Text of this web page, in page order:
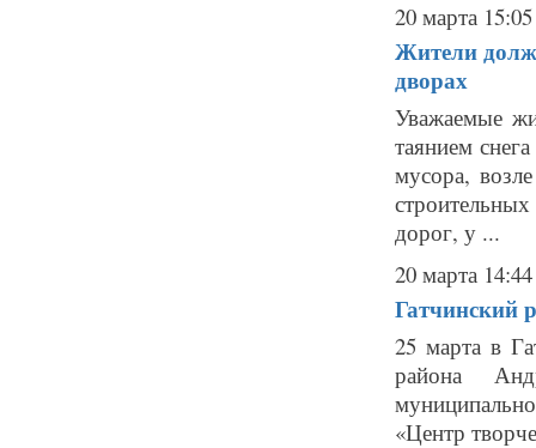
20 марта 15:05
Жители
дворах
Уважаемые
таянием
мусора,
дорог, у ...
20 марта 14:44
Гатчинский
25 марта в
района
«Центр